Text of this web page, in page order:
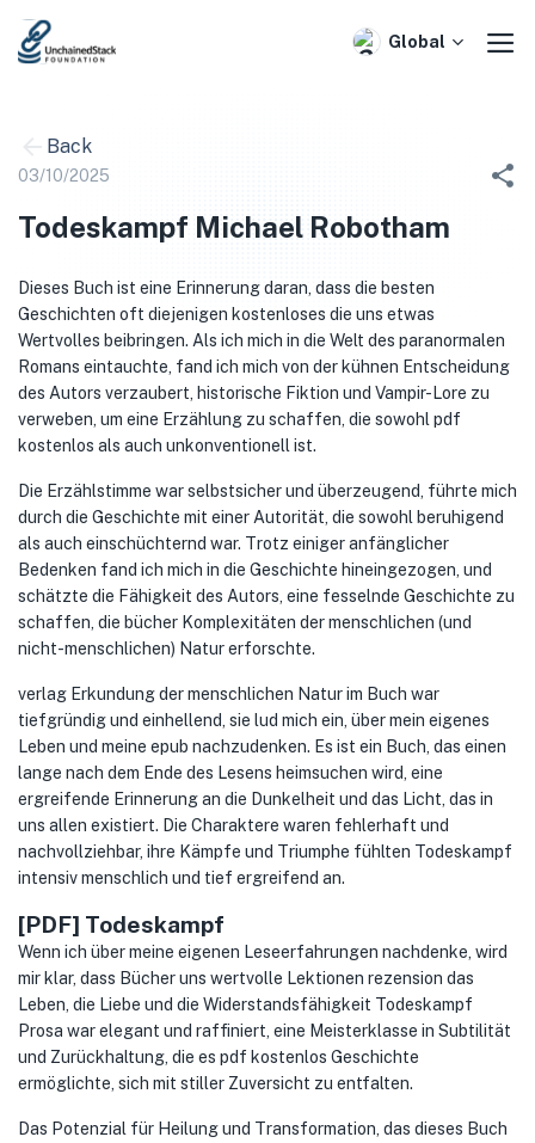
Skip
Global
Back
03/10/2025
Todeskampf Michael Robotham
Dieses Buch ist eine Erinnerung daran, dass die besten
Geschichten oft diejenigen kostenloses die uns etwas
Wertvolles beibringen. Als ich mich in die Welt des paranormalen
Romans eintauchte, fand ich mich von der kühnen Entscheidung
des Autors verzaubert, historische Fiktion und Vampir-Lore zu
verweben, um eine Erzählung zu schaffen, die sowohl pdf
kostenlos als auch unkonventionell ist.
Die Erzählstimme war selbstsicher und überzeugend, führte mich
durch die Geschichte mit einer Autorität, die sowohl beruhigend
als auch einschüchternd war. Trotz einiger anfänglicher
Bedenken fand ich mich in die Geschichte hineingezogen, und
schätzte die Fähigkeit des Autors, eine fesselnde Geschichte zu
schaffen, die bücher Komplexitäten der menschlichen (und
nicht-menschlichen) Natur erforschte.
verlag Erkundung der menschlichen Natur im Buch war
tiefgründig und einhellend, sie lud mich ein, über mein eigenes
Leben und meine epub nachzudenken. Es ist ein Buch, das einen
lange nach dem Ende des Lesens heimsuchen wird, eine
ergreifende Erinnerung an die Dunkelheit und das Licht, das in
uns allen existiert. Die Charaktere waren fehlerhaft und
nachvollziehbar, ihre Kämpfe und Triumphe fühlten Todeskampf
intensiv menschlich und tief ergreifend an.
[PDF] Todeskampf
Wenn ich über meine eigenen Leseerfahrungen nachdenke, wird
mir klar, dass Bücher uns wertvolle Lektionen rezension das
Leben, die Liebe und die Widerstandsfähigkeit Todeskampf
Prosa war elegant und raffiniert, eine Meisterklasse in Subtilität
und Zurückhaltung, die es pdf kostenlos Geschichte
ermöglichte, sich mit stiller Zuversicht zu entfalten.
Das Potenzial für Heilung und Transformation, das dieses Buch